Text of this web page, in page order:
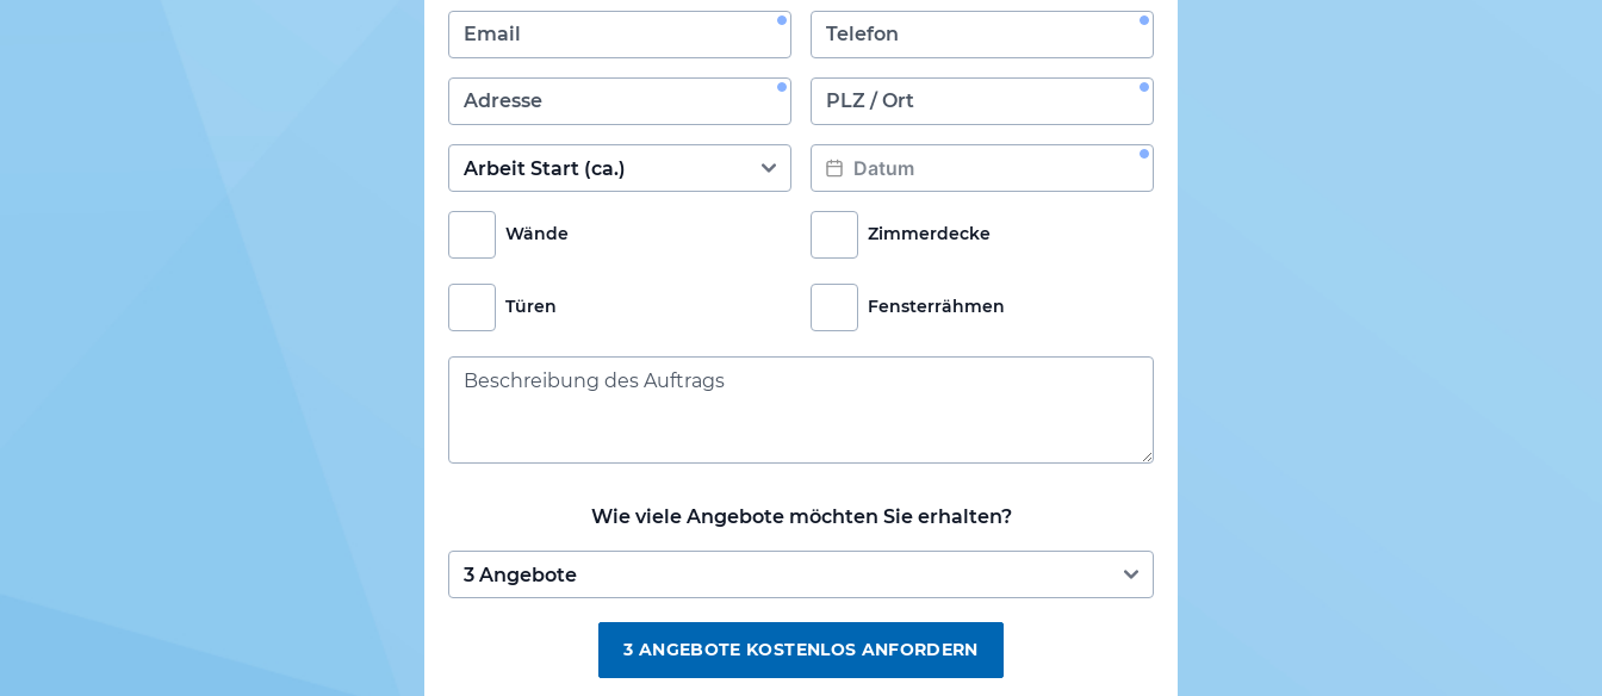
Wände Zimmerdecke
Türen Fensterrähmen
Wie viele Angebote möchten Sie erhalten?
3 ANGEBOTE KOSTENLOS ANFORDERN